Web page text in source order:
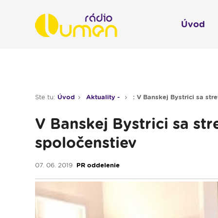
Ste tu: Úvod Aktuality - : V Banskej Bystrici sa
V Banskej Bystrici sa
spoločenstiev
07. 06. 2019 PR oddelenie
Úvod
Moderované relácie
Pre deti
Hudobné relácie
Piesne na želanie
Rubriky
Modlitba
Rádio